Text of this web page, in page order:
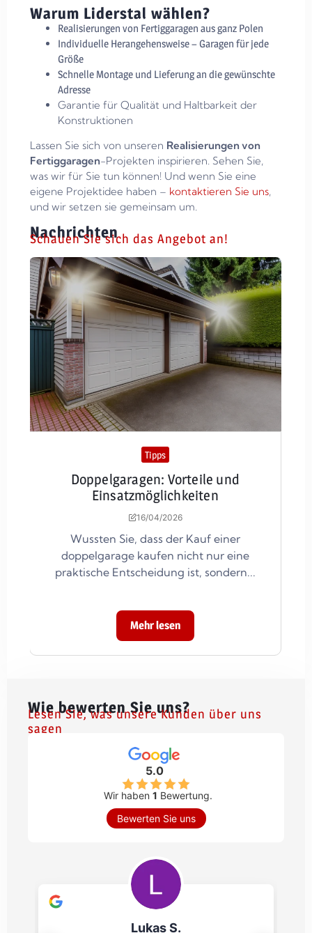
Warum Liderstal wählen?
Realisierungen von Fertiggaragen aus ganz Polen
Individuelle Herangehensweise – Garagen für jede
Größe
Schnelle Montage und Lieferung an die gewünschte
Adresse
Garantie für Qualität und Haltbarkeit der
Konstruktionen
Lassen Sie sich von unseren Realisierungen von
Fertiggaragen-Projekten inspirieren. Sehen Sie,
was wir für Sie tun können! Und wenn Sie eine
eigene Projektidee haben – kontaktieren Sie uns,
und wir setzen sie gemeinsam um.
Nachrichten
Schauen Sie sich das Angebot an!
Tipps
Doppelgaragen: Vorteile und
Einsatzmöglichkeiten
16/04/2026
Wussten Sie, dass der Kauf einer
doppelgarage kaufen nicht nur eine
praktische Entscheidung ist, sondern...
Mehr lesen
Wie bewerten Sie uns?
Lesen Sie, was unsere Kunden über uns
sagen
5.0
Wir haben 1 Bewertung.
Bewerten Sie uns
Lukas S.